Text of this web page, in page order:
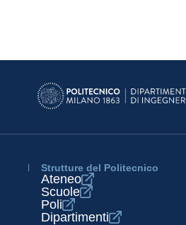
Strutture del Politecnico
Ateneo
Scuole
Poli
Dipartimenti